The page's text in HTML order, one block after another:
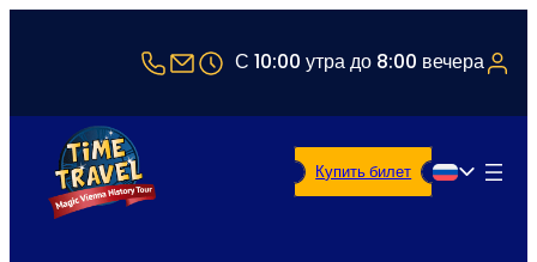
+43 1 5321514
office@timetravel-vienna.at
С 10:00 утра до 8:00 вечера
Русский
Купить билет